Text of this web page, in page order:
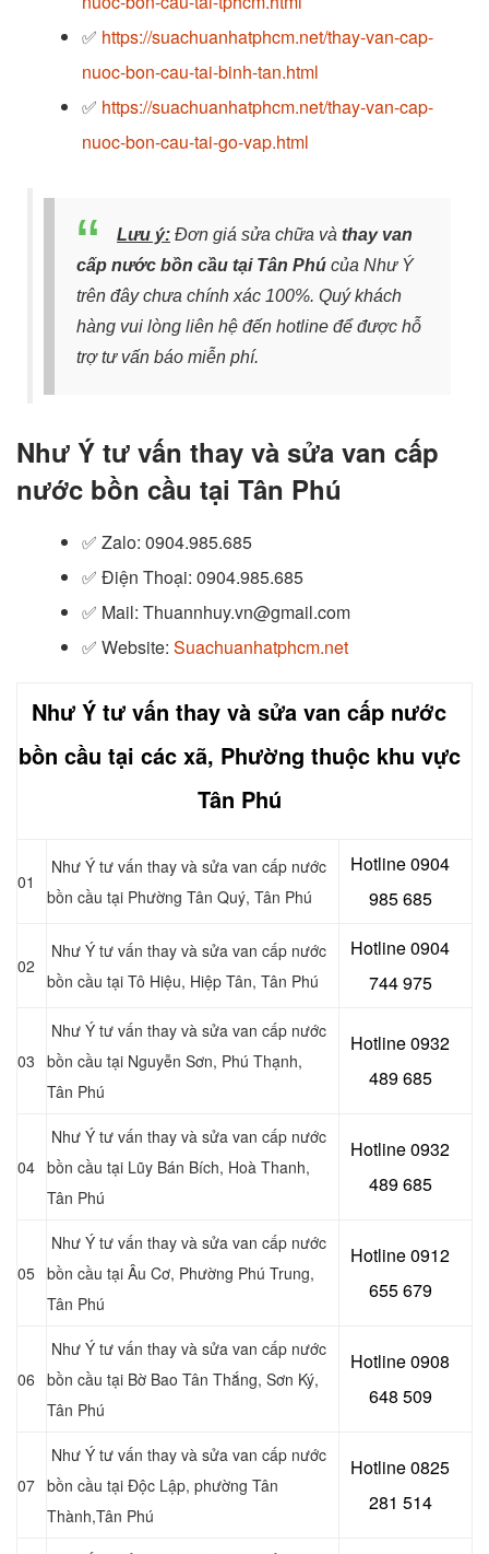
✅ https://suachuanhatphcm.net/thay-van-cap-
nuoc-bon-cau-tai-binh-tan.html
✅ https://suachuanhatphcm.net/thay-van-cap-
nuoc-bon-cau-tai-go-vap.html
Lưu ý: Đơn giá sửa chữa và thay van
cấp nước bồn cầu tại Tân Phú của Như Ý
trên đây chưa chính xác 100%. Quý khách
hàng vui lòng liên hệ đến hotline để được hỗ
trợ tư vấn báo miễn phí.
Như Ý tư vấn thay và sửa van cấp
nước bồn cầu tại Tân Phú
✅ Zalo: 0904.985.685
✅ Điện Thoại: 0904.985.685
✅ Mail: Thuannhuy.vn@gmail.com
✅ Website: Suachuanhatphcm.net
Như Ý tư vấn thay và sửa van cấp nước
bồn cầu tại các xã, Phường thuộc khu vực
Tân Phú
01
Như Ý tư vấn thay và sửa van cấp nước
bồn cầu tại Phường Tân Quý, Tân Phú
Hotline 0904
985 685
02
Như Ý tư vấn thay và sửa van cấp nước
bồn cầu tại Tô Hiệu, Hiệp Tân, Tân Phú
Hotline 0904
744 975
03
Như Ý tư vấn thay và sửa van cấp nước
bồn cầu tại Nguyễn Sơn, Phú Thạnh,
Tân Phú
Hotline 0932
489 685
04
Như Ý tư vấn thay và sửa van cấp nước
bồn cầu tại Lũy Bán Bích, Hoà Thanh,
Tân Phú
Hotline 0932
489 685
05
Như Ý tư vấn thay và sửa van cấp nước
bồn cầu tại Âu Cơ, Phường Phú Trung,
Tân Phú
Hotline 0912
655 679
06
Như Ý tư vấn thay và sửa van cấp nước
bồn cầu tại Bờ Bao Tân Thắng, Sơn Ký,
Tân Phú
Hotline 0908
648 509
07
Như Ý tư vấn thay và sửa van cấp nước
bồn cầu tại Độc Lập, phường Tân
Thành,Tân Phú
Hotline 0825
281 514